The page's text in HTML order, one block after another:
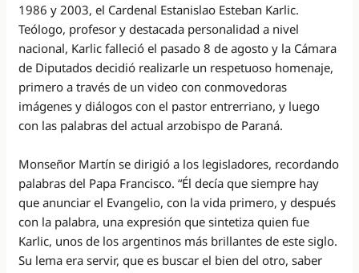
1986 y 2003, el Cardenal Estanislao Esteban Karlic.
Teólogo, profesor y destacada personalidad a nivel
nacional, Karlic falleció el pasado 8 de agosto y la Cámara
de Diputados decidió realizarle un respetuoso homenaje,
primero a través de un video con conmovedoras
imágenes y diálogos con el pastor entrerriano, y luego
con las palabras del actual arzobispo de Paraná.
Monseñor Martín se dirigió a los legisladores, recordando
palabras del Papa Francisco. “Él decía que siempre hay
que anunciar el Evangelio, con la vida primero, y después
con la palabra, una expresión que sintetiza quien fue
Karlic, unos de los argentinos más brillantes de este siglo.
Su lema era servir, que es buscar el bien del otro, saber